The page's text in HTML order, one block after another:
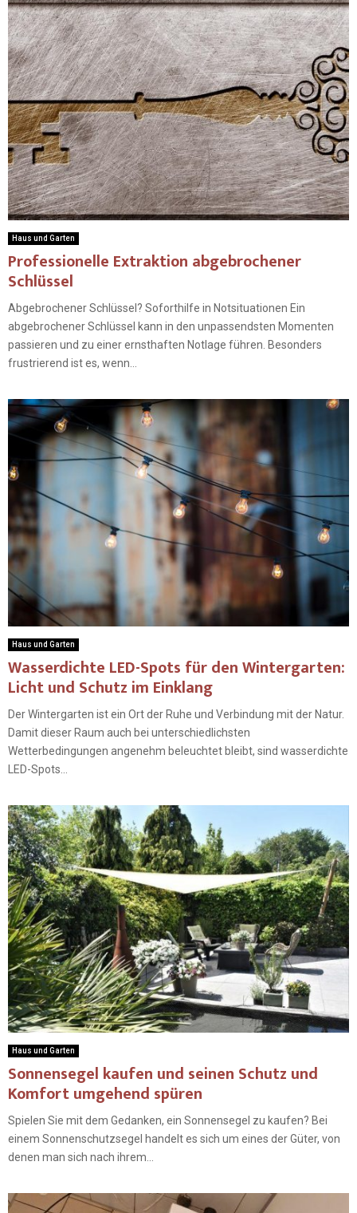
Haus und Garten
Professionelle Extraktion abgebrochener
Schlüssel
Abgebrochener Schlüssel? Soforthilfe in Notsituationen Ein
abgebrochener Schlüssel kann in den unpassendsten Momenten
passieren und zu einer ernsthaften Notlage führen. Besonders
frustrierend ist es, wenn...
Haus und Garten
Wasserdichte LED-Spots für den Wintergarten:
Licht und Schutz im Einklang
Der Wintergarten ist ein Ort der Ruhe und Verbindung mit der Natur.
Damit dieser Raum auch bei unterschiedlichsten
Wetterbedingungen angenehm beleuchtet bleibt, sind wasserdichte
LED-Spots...
Haus und Garten
Sonnensegel kaufen und seinen Schutz und
Komfort umgehend spüren
Spielen Sie mit dem Gedanken, ein Sonnensegel zu kaufen? Bei
einem Sonnenschutzsegel handelt es sich um eines der Güter, von
denen man sich nach ihrem...